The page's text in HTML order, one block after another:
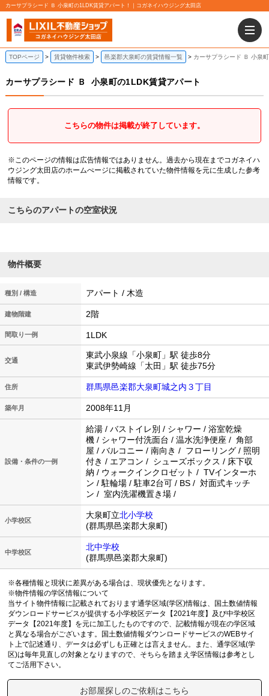
カーサプラシード Ｂ 小泉町の1LDK賃貸アパート！｜コガネイハウジング太田店
TOPページ 賃貸物件検索 邑楽郡大泉町の賃貸情報一覧 カーサプラシード Ｂ 小泉
カーサプラシード Ｂ 小泉町の1LDK賃貸アパート
こちらの物件は掲載が終了しています。
※このページの情報は広告情報ではありません。過去から現在までコガネイハ
ウジング太田店のホームぺージに掲載されていた物件情報を元に生成した参考
情報です。
こちらのアパートの空室状況
物件概要
種別 / 構造 アパート / 木造
建物階建 2階
間取り一例 1LDK
交通
東武小泉線「小泉町」駅 徒歩8分
東武伊勢崎線「太田」駅 徒歩75分
住所 群馬県邑楽郡大泉町城之内３丁目
築年月 2008年11月
設備・条件の一例
給湯 / バストイレ別 / シャワー / 浴室乾燥
機 / シャワー付洗面台 / 温水洗浄便座 / 角部
屋 / バルコニー / 南向き / フローリング / 照明
付き / エアコン / シューズボックス / 床下収
納 / ウォークインクロゼット / TVインターホ
ン / 駐輪場 / 駐車2台可 / BS / 対面式キッチ
ン / 室内洗濯機置き場 /
小学校区
大泉町立北小学校
(群馬県邑楽郡大泉町)
中学校区
北中学校
(群馬県邑楽郡大泉町)
※各種情報と現状に差異がある場合は、現状優先となります。
※物件情報の学区情報について
当サイト物件情報に記載されております通学区域(学区)情報は、国土数値情報
ダウンロードサービスが提供する小学校区データ【2021年度】及び中学校区
データ【2021年度】を元に加工したものですので、記載情報が現在の学区域
と異なる場合がございます。国土数値情報ダウンロードサービスのWEBサイ
ト上で記述通り、データは必ずしも正確とは言えません。また、通学区域(学
区)は毎年見直しの対象となりますので、そちらを踏まえ学区情報は参考とし
てご活用下さい。
お部屋探しのご依頼はこちら